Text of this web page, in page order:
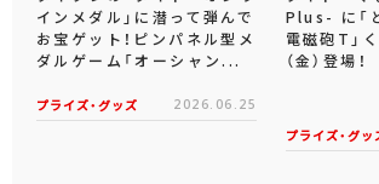
インメダル」に潜って弾んで
お宝ゲット！ピンパネル型メ
ダルゲーム「オーシャン...
プライズ・グッズ 2026.06.25
Plus- に「
電磁砲T」
（金）登場！
プライズ・グッ